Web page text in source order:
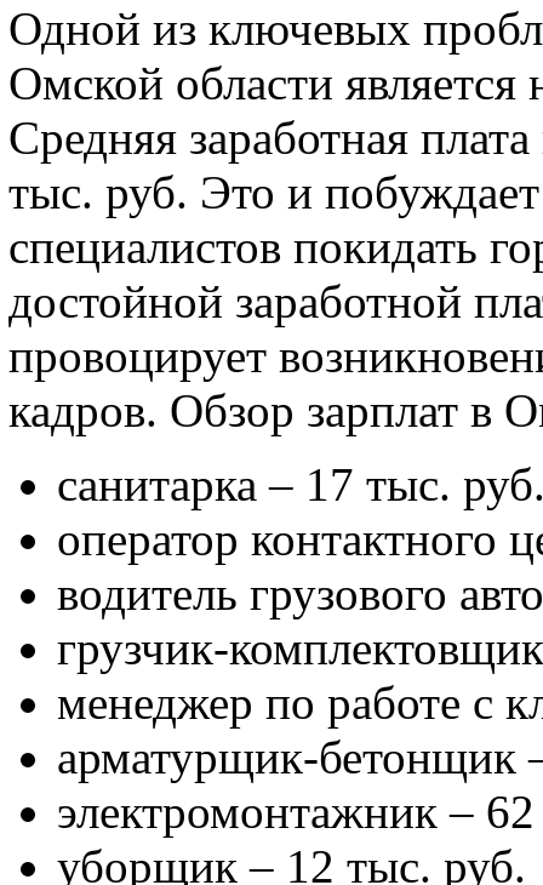
Одной из ключевых
Омской области
Средняя заработная
тыс. руб. Это и
специалистов покидать
достойной заработной
провоцирует
кадров. Обзор зарплат в
санитарка – 17 тыс.
оператор контактного
водитель грузового
грузчик-
менеджер по работе с
арматурщик-бетонщик
электромонтажник –
уборщик – 12 тыс. руб.